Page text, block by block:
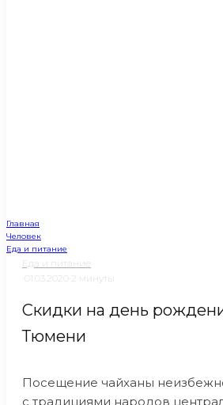
Главная
Человек
Еда и питание
Еда и питание
01.03.2020 2 минуты
Скидки на день
Тюмени
Посещение чайханы
с традициями народов